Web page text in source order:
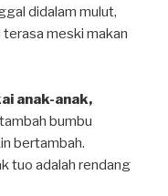
didalam mulut,
meski makan
anak-anak,
bumbu
bertambah⁣.
tuo adalah rendang